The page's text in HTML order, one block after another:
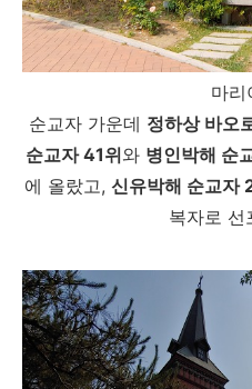
마리
순교자 가운데 정하상 바오
순교자 41위와 병인박해 순
에 올랐고, 신유박해 순교자
복자로 선